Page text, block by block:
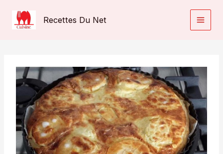
contenu
Recettes Du Net